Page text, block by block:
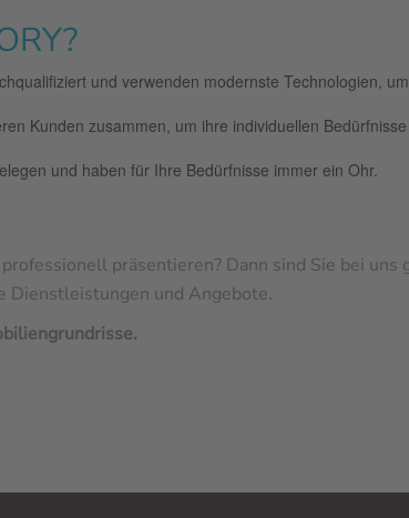
und verwenden modernste Technologien,
Kunden zusammen, um ihre individuellen
und haben für Ihre Bedürfnisse immer ein Ohr.
präsentieren? Dann sind Sie bei uns
Dienstleistungen und Angebote.